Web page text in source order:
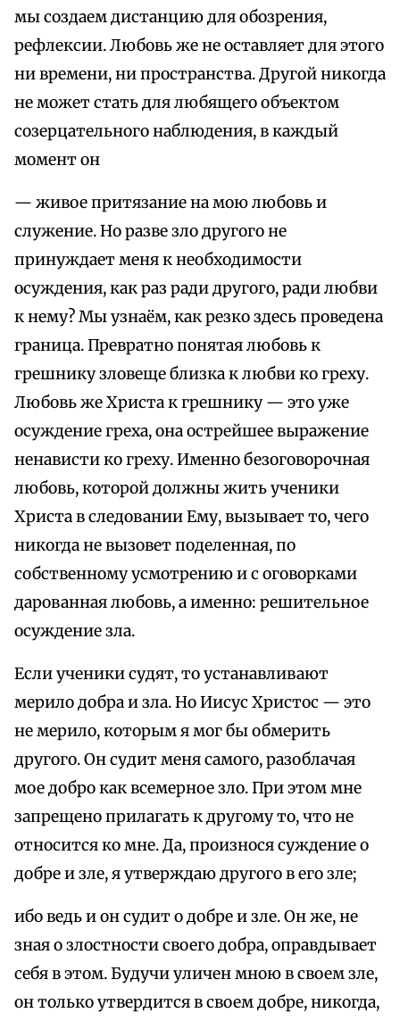
мы создаем дистанцию для обозрения,
рефлексии. Любовь же не оставляет для этого
ни времени, ни пространства. Другой никогда
не может стать для любящего объектом
созерцательного наблюдения, в каждый
момент он
— живое притязание на мою любовь и
служение. Но разве зло другого не
принуждает меня к необходимости
осуждения, как раз ради другого, ради любви
к нему? Мы узнаём, как резко здесь проведена
граница. Превратно понятая любовь к
грешнику зловеще близка к любви ко греху.
Любовь же Христа к грешнику — это уже
осуждение греха, она острейшее выражение
ненависти ко греху. Именно безоговорочная
любовь, которой должны жить ученики
Христа в следовании Ему, вызывает то, чего
никогда не вызовет поделенная, по
собственному усмотрению и с оговорками
дарованная любовь, а именно: решительное
осуждение зла.
Если ученики судят, то устанавливают
мерило добра и зла. Но Иисус Христос — это
не мерило, которым я мог бы обмерить
другого. Он судит меня самого, разоблачая
мое добро как всемерное зло. При этом мне
запрещено прилагать к другому то, что не
относится ко мне. Да, произнося суждение о
добре и зле, я утверждаю другого в его зле;
ибо ведь и он судит о добре и зле. Он же, не
зная о злостности своего добра, оправдывает
себя в этом. Будучи уличен мною в своем зле,
он только утвердится в своем добре, никогда,